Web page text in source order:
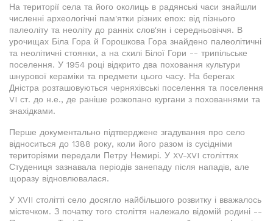
На території села та його околиць в радянські часи знайшли
численні археологічні пам'ятки різних епох: від пізнього
палеоліту та неоліту до ранніх слов'ян і середньовіччя. В
урочищах Біла Гора й Горошкова Гора знайдено палеолітичні
та неолітичні стоянки, а на схилі Білої Гори -- трипільське
поселення. У 1954 році відкрито два поховання культури
шнурової кераміки та предмети цього часу. На берегах
Дністра розташовуються черняхівські поселення та поселення
VI ст. до н.е., де раніше розкопано кургани з похованнями та
знахідками.
Перше документально підтверджене згадування про село
відноситься до 1388 року, коли його разом із сусідніми
територіями передали Петру Немирі. У XV-XVI століттях
Студениця зазнавала періодів занепаду після нападів, але
щоразу відновлювалася.
У XVII столітті село досягло найбільшого розвитку і вважалось
містечком. З початку того століття належало відомій родині --